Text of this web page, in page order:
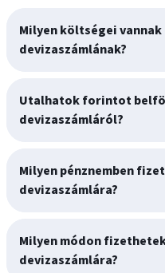
Milyen költségei vannak a
devizaszámlának?
Utalhatok forintot
devizaszámláról?
Milyen pénznemben
devizaszámlára?
Milyen módon
devizaszámlára?